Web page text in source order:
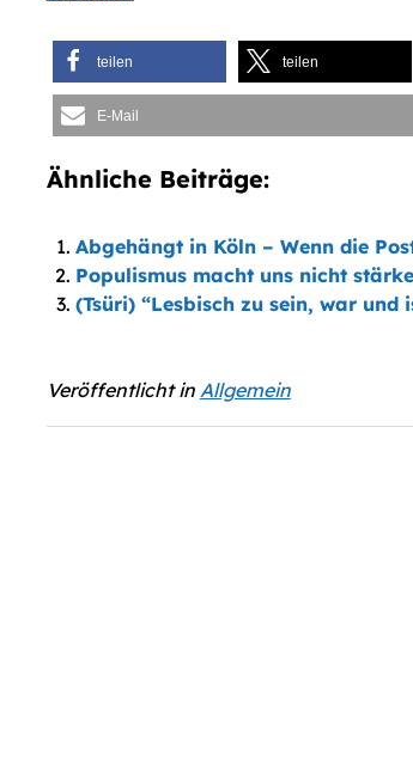
teilen teilen
E-Mail
Ähnliche Beiträge:
Abgehängt in Köln – Wenn die
Populismus macht uns nicht
(Tsüri) “Lesbisch zu sein, war
Veröffentlicht in Allgemein